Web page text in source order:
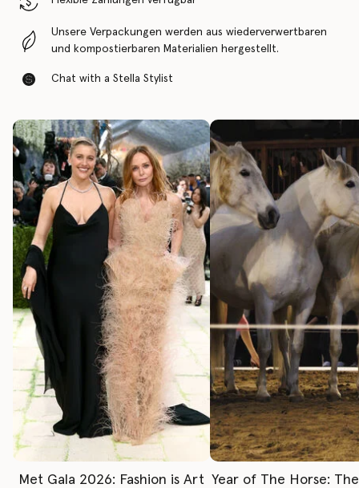
Unsere Verpackungen werden aus wiederverwertbaren
und kompostierbaren Materialien hergestellt.
Chat with a Stella Stylist
Met Gala 2026: Fashion is Art Year of The Horse: